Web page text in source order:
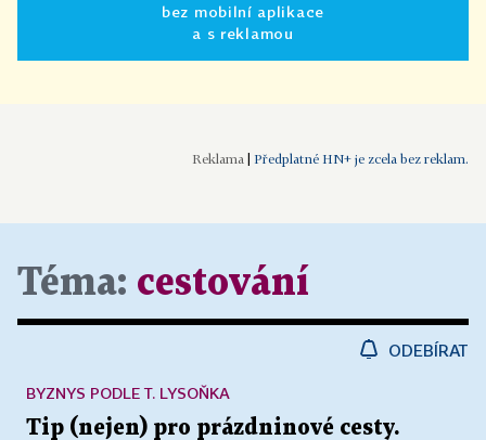
bez mobilní aplikace
a s reklamou
| Předplatné HN+ je zcela bez reklam.
Téma: cestování
ODEBÍRAT
Tip (nejen) pro prázdninové cesty.
BYZNYS PODLE T. LYSOŇKA